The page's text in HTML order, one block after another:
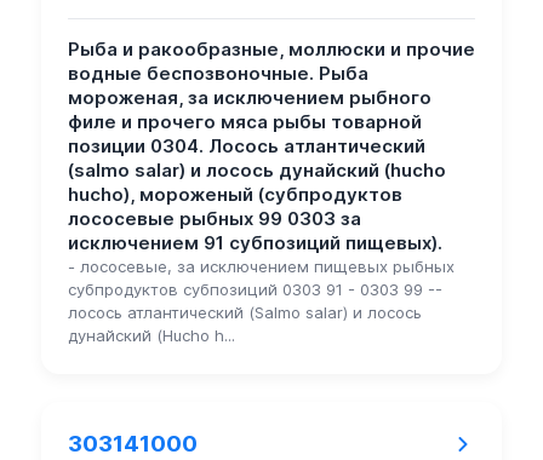
Рыба и ракообразные, моллюски и прочие
водные беспозвоночные. Рыба
мороженая, за исключением рыбного
филе и прочего мяса рыбы товарной
позиции 0304. Лосось атлантический
(salmo salar) и лосось дунайский (hucho
hucho), мороженый (субпродуктов
лососевые рыбных 99 0303 за
исключением 91 субпозиций пищевых).
- лососевые, за исключением пищевых рыбных
субпродуктов субпозиций 0303 91 - 0303 99 --
лосось атлантический (Salmo salar) и лосось
дунайский (Hucho h...
303141000